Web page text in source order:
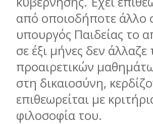
από οποιοδήποτε άλλο
υπουργός Παιδείας το
σε έξι µήνες δεν
προαιρετικών
στη δικαιοσύνη,
επιθεωρείται µε
φιλοσοφία του.